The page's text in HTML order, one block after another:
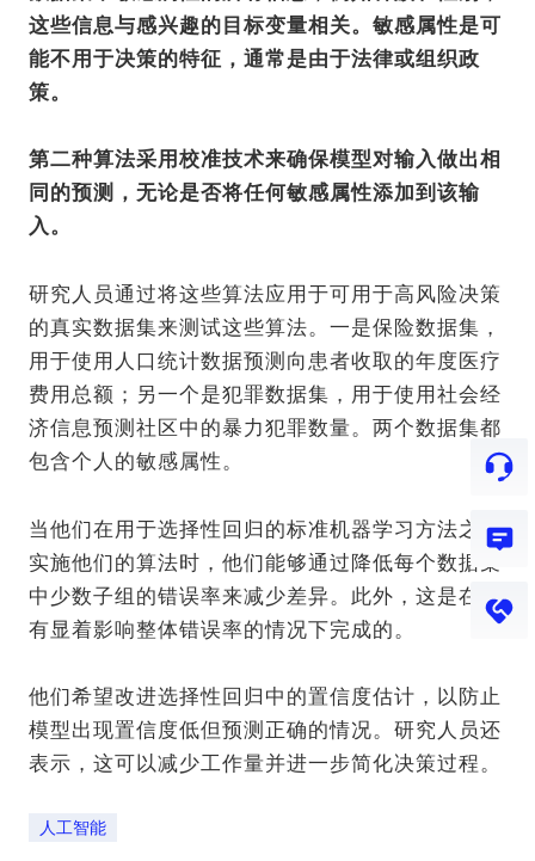
这些信息与感兴趣的目标变量相关。敏感属性是可
能不用于决策的特征，通常是由于法律或组织政
策。
第二种算法采用校准技术来确保模型对输入做出相
同的预测，无论是否将任何敏感属性添加到该输
入。
研究人员通过将这些算法应用于可用于高风险决策
的真实数据集来测试这些算法。一是保险数据集，
用于使用人口统计数据预测向患者收取的年度医疗
费用总额；另一个是犯罪数据集，用于使用社会经
济信息预测社区中的暴力犯罪数量。两个数据集都
包含个人的敏感属性。
当他们在用于选择性回归的标准机器学习方法之上
实施他们的算法时，他们能够通过降低每个数据集
中少数子组的错误率来减少差异。此外，这是在没
有显着影响整体错误率的情况下完成的。
他们希望改进选择性回归中的置信度估计，以防止
模型出现置信度低但预测正确的情况。研究人员还
表示，这可以减少工作量并进一步简化决策过程。
人工智能